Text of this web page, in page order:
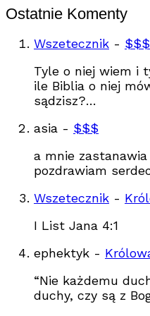
Ostatnie Komenty
Wszetecznik - $$$
Tyle o niej wiem i
ile Biblia o niej
sądzisz?…
asia - $$$
a mnie
pozdrawiam
Wszetecznik -
I List Jana 4:1
ephektyk -
“Nie każdemu
duchy, czy są z